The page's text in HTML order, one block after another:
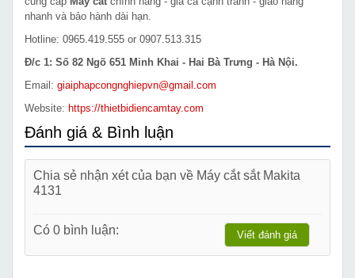
nhanh và bảo hành dài hạn.
Hotline: 0965.419.555 or 0907.513.315
Đ/c 1: Số 82 Ngõ 651 Minh Khai - Hai Bà Trưng - Hà Nội.
Email: giaiphapcongnghiepvn@gmail.com
Website: https://thietbidiencamtay.com
Đánh giá & Bình luận
Chia sẻ nhận xét của bạn về Máy cắt sắt Makita
4131
Có 0 bình luận: Viết đánh giá